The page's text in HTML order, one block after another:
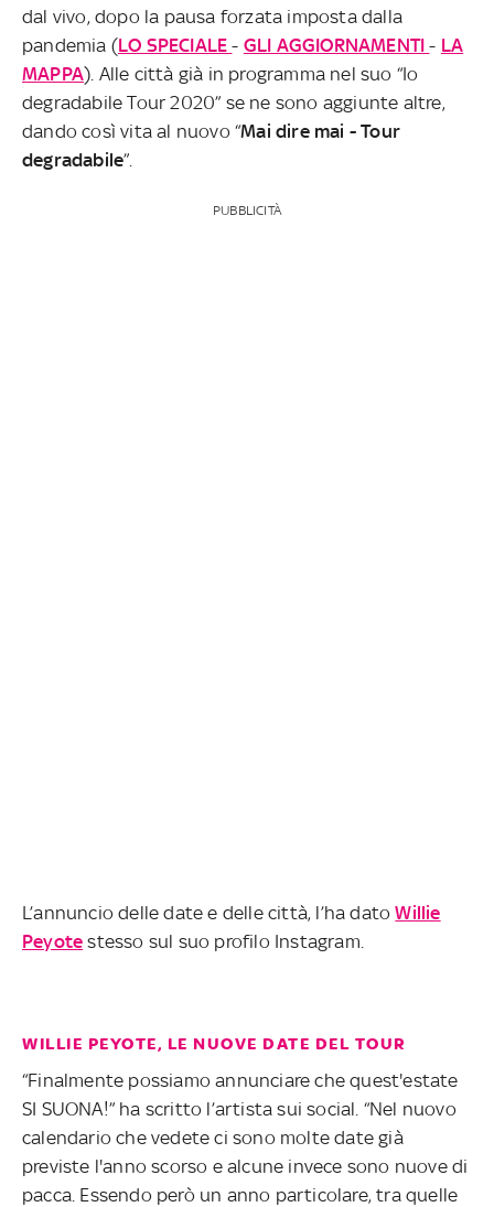
dal vivo, dopo la pausa forzata imposta dalla
pandemia (LO SPECIALE- GLI AGGIORNAMENTI- LA
MAPPA). Alle città già in programma nel suo “Io
degradabile Tour 2020” se ne sono aggiunte altre,
dando così vita al nuovo “Mai dire mai - Tour
degradabile”.
PUBBLICITÀ
L’annuncio delle date e delle città, l’ha datoWillie
Peyote stesso sul suo profilo Instagram.
WILLIE PEYOTE, LE NUOVE DATE DEL TOUR
“Finalmente possiamo annunciare che quest'estate
SI SUONA!” ha scritto l’artista sui social. “Nel nuovo
calendario che vedete ci sono molte date già
previste l'anno scorso e alcune invece sono nuove di
pacca. Essendo però un anno particolare, tra quelle